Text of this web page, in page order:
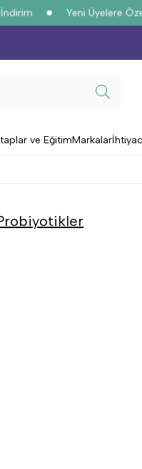
Yeni Üyelere Özel
ve EğitimMarkalar